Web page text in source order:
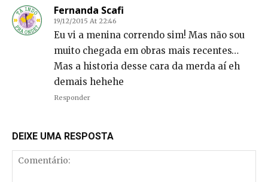
Fernanda Scafi
19/12/2015 At 22:46
Eu vi a menina correndo sim! Mas não sou
muito chegada em obras mais recentes…
Mas a historia desse cara da merda aí eh
demais hehehe
Responder
DEIXE UMA RESPOSTA